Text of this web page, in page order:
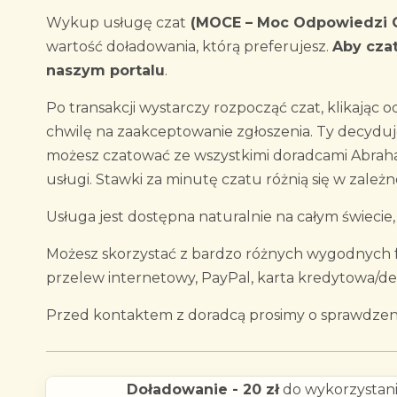
Wykup usługę czat (MOCE – Moc
wartość doładowania, którą preferujesz. Aby
naszym portalu.
Po transakcji wystarczy rozpocząć czat, klikając
chwilę na zaakceptowanie zgłoszenia. Ty
możesz czatować ze wszystkimi doradcami
usługi. Stawki za minutę czatu różnią się w
Usługa jest dostępna naturalnie na całym
Możesz skorzystać z bardzo różnych wygodnych
przelew internetowy, PayPal, karta kredytowa/
Przed kontaktem z doradcą prosimy o
Doładowanie - 20 złdo